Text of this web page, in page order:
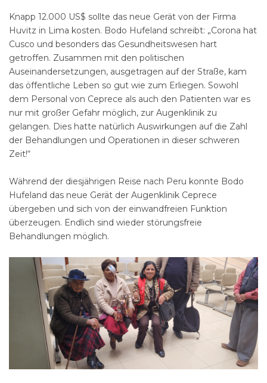
Knapp 12.000 US$ sollte das neue Gerät von der Firma
Huvitz in Lima kosten. Bodo Hufeland schreibt: „Corona hat
Cusco und besonders das Gesundheitswesen hart
getroffen. Zusammen mit den politischen
Auseinandersetzungen, ausgetragen auf der Straße, kam
das öffentliche Leben so gut wie zum Erliegen. Sowohl
dem Personal von Ceprece als auch den Patienten war es
nur mit großer Gefahr möglich, zur Augenklinik zu
gelangen. Dies hatte natürlich Auswirkungen auf die Zahl
der Behandlungen und Operationen in dieser schweren
Zeit!“
Während der diesjährigen Reise nach Peru konnte Bodo
Hufeland das neue Gerät der Augenklinik Ceprece
übergeben und sich von der einwandfreien Funktion
überzeugen. Endlich sind wieder störungsfreie
Behandlungen möglich.